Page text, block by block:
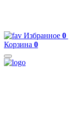
Избранное 0
Корзина 0